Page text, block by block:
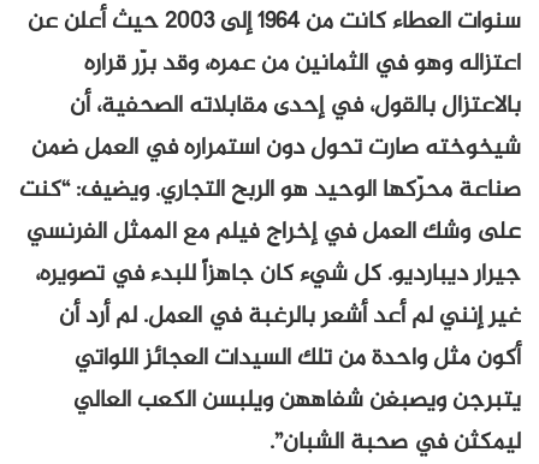
سنوات العطاء كانت من 1964 إلى 2003 حيث أعلن عن
اعتزاله وهو في الثمانين من عمره، وقد برّر قراره
بالاعتزال بالقول، في إحدى مقابلاته الصحفية، أن
شيخوخته صارت تحول دون استمراره في العمل ضمن
صناعة محرّكها الوحيد هو الربح التجاري. ويضيف: “كنت
على وشك العمل في إخراج فيلم مع الممثل الفرنسي
جيرار ديبارديو. كل شيء كان جاهزاً للبدء في تصويره،
غير إنني لم أعد أشعر بالرغبة في العمل. لم أرد أن
أكون مثل واحدة من تلك السيدات العجائز اللواتي
يتبرجن ويصبغن شفاههن ويلبسن الكعب العالي
ليمكثن في صحبة الشبان”.